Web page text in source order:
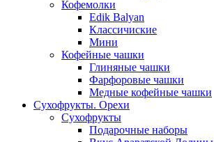
Кофемолки
Edik Balyan
Классичиские
Мини
Кофейные чашки
Глиняные чашки
Фарфоровые чашки
Медные кофейные чашки
Сухофрукты. Орехи
Сухофрукты
Подарочные наборы